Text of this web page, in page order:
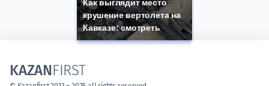
Как выглядит место
крушение вертолета на
Кавказе: смотреть
KAZANFIRST